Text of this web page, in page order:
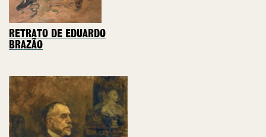
RETRATO DE EDUARDO
BRAZÃO